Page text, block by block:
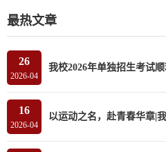
最热文章
26
2026-04
我校2026年单独招生考试
16
2026-04